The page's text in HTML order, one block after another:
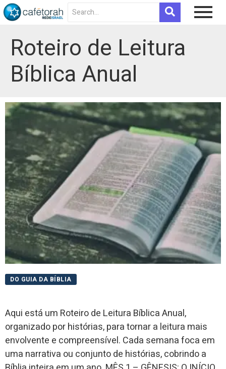
Roteiro de Leitura
Bíblica Anual
DO GUIA DA BÍBLIA
Aqui está um Roteiro de Leitura Bíblica Anual,
organizado por histórias, para tornar a leitura mais
envolvente e compreensível. Cada semana foca em
uma narrativa ou conjunto de histórias, cobrindo a